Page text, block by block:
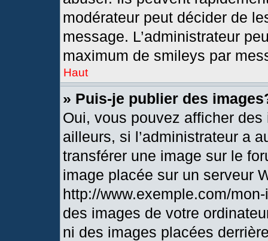
modérateur peut décider de
message. L’administrateur
maximum de smileys par
Haut
» Puis-je publier des
Oui, vous pouvez afficher
ailleurs, si l’administrateur a
transférer une image sur le
image placée sur un serveur
http://www.exemple.com/
des images de votre
ni des images placées